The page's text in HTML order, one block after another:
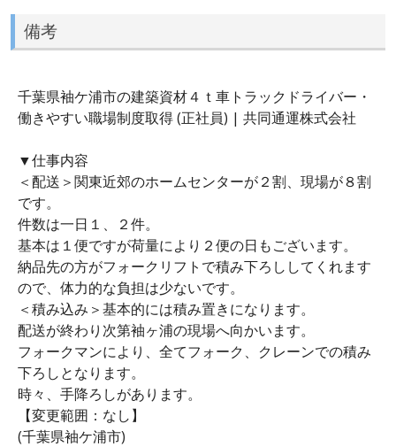
備考
千葉県袖ケ浦市の建築資材４ｔ車トラックドライバー・
働きやすい職場制度取得 (正社員) | 共同通運株式会社
▼仕事内容
＜配送＞関東近郊のホームセンターが２割、現場が８割
です。
件数は一日１、２件。
基本は１便ですが荷量により２便の日もございます。
納品先の方がフォークリフトで積み下ろししてくれます
ので、体力的な負担は少ないです。
＜積み込み＞基本的には積み置きになります。
配送が終わり次第袖ヶ浦の現場へ向かいます。
フォークマンにより、全てフォーク、クレーンでの積み
下ろしとなります。
時々、手降ろしがあります。
【変更範囲：なし】
(千葉県袖ケ浦市)